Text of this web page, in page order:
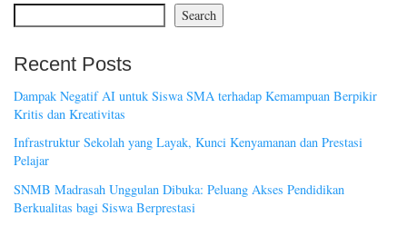
Search
Recent Posts
Dampak Negatif AI untuk Siswa SMA terhadap Kemampuan Berpikir
Kritis dan Kreativitas
Infrastruktur Sekolah yang Layak, Kunci Kenyamanan dan Prestasi
Pelajar
SNMB Madrasah Unggulan Dibuka: Peluang Akses Pendidikan
Berkualitas bagi Siswa Berprestasi